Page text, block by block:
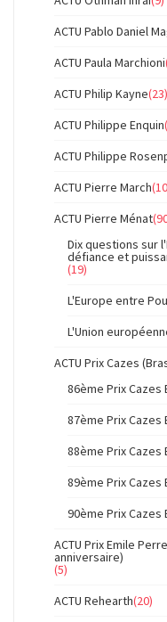
ACTU Pablo Daniel
ACTU Paula Marchioni
ACTU Philip Kayne(23)
ACTU Philippe Enquin
ACTU Philippe
ACTU Pierre March
ACTU Pierre Ménat
Dix questions sur
défiance et
(19)
L'Europe entre
L'Union
ACTU Prix Cazes
86ème Prix Cazes
87ème Prix Cazes
88ème Prix Cazes
89ème Prix Cazes
90ème Prix Cazes
ACTU Prix Emile
anniversaire)
(5)
ACTU Rehearth(20)